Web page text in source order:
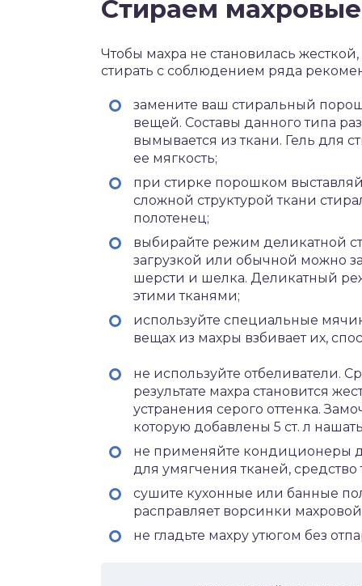
Стираем
Чтобы махра не становилась
стирать с соблюдением ряда
замените ваш стиральный
вещей. Составы данного типа
вымывается из ткани. Гель для
ее мягкость;
при стирке порошком
сложной структурой ткани
полотенец;
выбирайте режим деликатной
загрузкой или обычной можно
шерсти и шелка. Деликатный
этими тканями;
используйте специальные
вещах из махры взбивает их,
не используйте отбеливатели.
результате махра становится
устранения серого оттенка.
которую добавлены 5 ст. л
не применяйте кондиционеры
для умягчения тканей,
сушите кухонные или банные
расправляет ворсинки
не гладьте махру утюгом без